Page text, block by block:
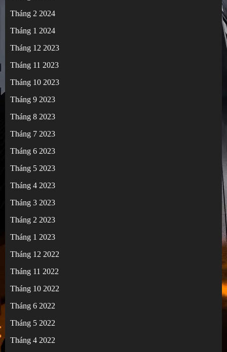
Tháng 2 2024
Tháng 1 2024
Tháng 12 2023
Tháng 11 2023
Tháng 10 2023
Tháng 9 2023
Tháng 8 2023
Tháng 7 2023
Tháng 6 2023
Tháng 5 2023
Tháng 4 2023
Tháng 3 2023
Tháng 2 2023
Tháng 1 2023
Tháng 12 2022
Tháng 11 2022
Tháng 10 2022
Tháng 6 2022
Tháng 5 2022
Tháng 4 2022